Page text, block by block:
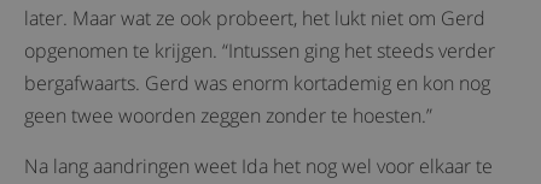
later. Maar wat ze ook probeert, het lukt niet om Gerd
opgenomen te krijgen. “Intussen ging het steeds verder
bergafwaarts. Gerd was enorm kortademig en kon nog
geen twee woorden zeggen zonder te hoesten.”
Na lang aandringen weet Ida het nog wel voor elkaar te